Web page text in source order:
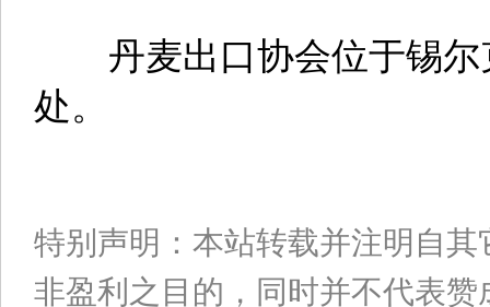
丹麦出口协会位于锡尔
处。
特别声明：本站转载并注明自
非盈利之目的，同时并不代表